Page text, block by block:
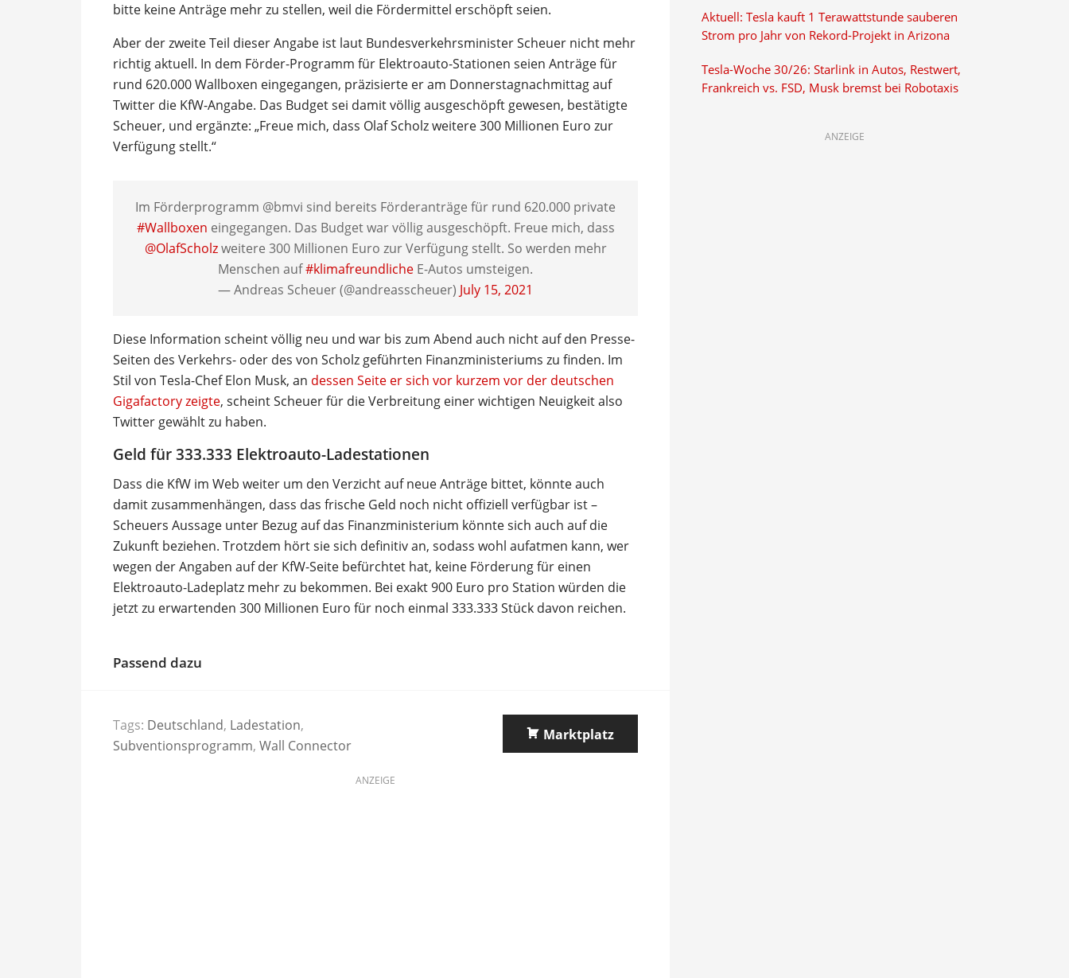
bitte keine Anträge mehr zu stellen, weil die Fördermittel erschöpft seien.
Aber der zweite Teil dieser Angabe ist laut Bundesverkehrsminister Scheuer nicht mehr
richtig aktuell. In dem Förder-Programm für Elektroauto-Stationen seien Anträge für
rund 620.000 Wallboxen eingegangen, präzisierte er am Donnerstagnachmittag auf
Twitter die KfW-Angabe. Das Budget sei damit völlig ausgeschöpft gewesen, bestätigte
Scheuer, und ergänzte: „Freue mich, dass Olaf Scholz weitere 300 Millionen Euro zur
Verfügung stellt.“
Im Förderprogramm @bmvi sind bereits Förderanträge für rund 620.000 private
#Wallboxen eingegangen. Das Budget war völlig ausgeschöpft. Freue mich, dass
@OlafScholzweitere 300 Millionen Euro zur Verfügung stellt. So werden mehr
Menschen auf#klimafreundliche E-Autos umsteigen.
— Andreas Scheuer (@andreasscheuer) July 15, 2021
Diese Information scheint völlig neu und war bis zum Abend auch nicht auf den Presse-
Seiten des Verkehrs- oder des von Scholz geführten Finanzministeriums zu finden. Im
Stil von Tesla-Chef Elon Musk, an dessen Seite er sich vor kurzem vor der deutschen
Gigafactory zeigte, scheint Scheuer für die Verbreitung einer wichtigen Neuigkeit also
Twitter gewählt zu haben.
Geld für 333.333 Elektroauto-Ladestationen
Dass die KfW im Web weiter um den Verzicht auf neue Anträge bittet, könnte auch
damit zusammenhängen, dass das frische Geld noch nicht offiziell verfügbar ist –
Scheuers Aussage unter Bezug auf das Finanzministerium könnte sich auch auf die
Zukunft beziehen. Trotzdem hört sie sich definitiv an, sodass wohl aufatmen kann, wer
wegen der Angaben auf der KfW-Seite befürchtet hat, keine Förderung für einen
Elektroauto-Ladeplatz mehr zu bekommen. Bei exakt 900 Euro pro Station würden die
jetzt zu erwartenden 300 Millionen Euro für noch einmal 333.333 Stück davon reichen.
Passend dazu
Tags: Deutschland, Ladestation,
Subventionsprogramm, Wall Connector
Marktplatz
ANZEIGE
Aktuell: Tesla kauft 1 Terawattstunde sauberen
Strom pro Jahr von Rekord-Projekt in Arizona
Tesla-Woche 30/26: Starlink in Autos, Restwert,
Frankreich vs. FSD, Musk bremst bei Robotaxis
ANZEIGE